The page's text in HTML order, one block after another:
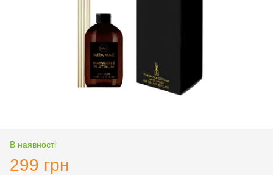
В наявності
299 грн